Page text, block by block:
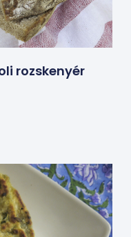
rozskenyér